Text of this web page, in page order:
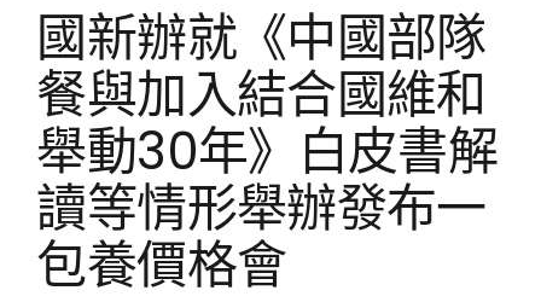
國新辦就《中國部隊
餐與加入結合國維和
舉動30年》白皮書解
讀等情形舉辦發布一
包養價格會